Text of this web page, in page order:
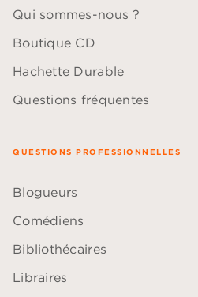
Qui sommes-nous ?
Boutique CD
Hachette Durable
Questions fréquentes
QUESTIONS PROFESSIONNELLES
Blogueurs
Comédiens
Bibliothécaires
Libraires